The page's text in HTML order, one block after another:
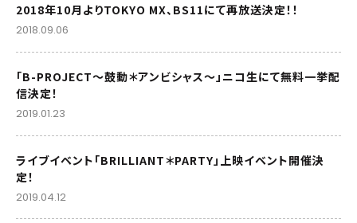
2018年10月よりTOKYO MX、BS11にて再放送決定！！
2018.09.06
「B-PROJECT～鼓動＊アンビシャス～」ニコ生にて無料一挙配
信決定！
2019.01.23
ライブイベント「BRILLIANT＊PARTY」上映イベント開催決
定！
2019.04.12